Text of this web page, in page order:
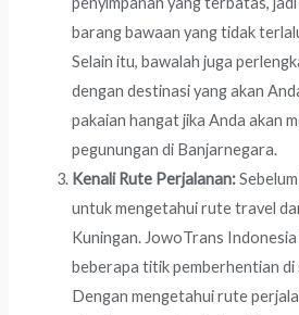
barang bawaan yang tidak
Selain itu, bawalah juga
dengan destinasi yang akan
pakaian hangat jika Anda akan
pegunungan di Banjarnegara.
Kenali Rute Perjalanan:
untuk mengetahui rute travel
Kuningan. JowoTrans Indonesia
beberapa titik pemberhentian di
Dengan mengetahui rute